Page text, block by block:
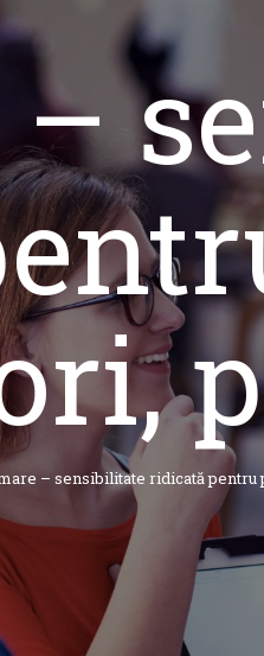
– sensibilitate ridicată